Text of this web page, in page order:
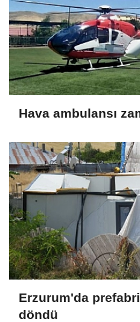
Hava ambulansı
Erzurum'da
döndü